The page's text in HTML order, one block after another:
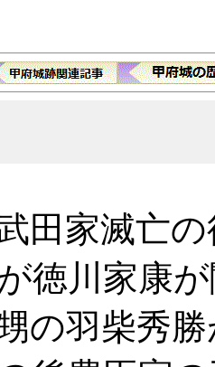
田家滅亡の
徳川家康
の羽柴秀